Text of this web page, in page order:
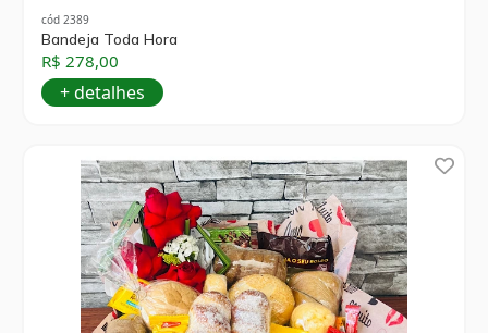
cód 2389
Bandeja Toda Hora
R$ 278,00
+ detalhes